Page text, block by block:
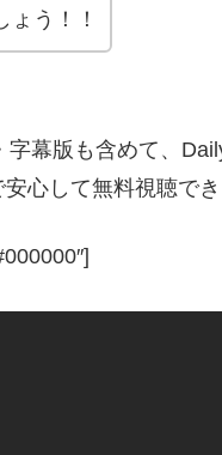
う！！
幕版も含めて、
心して無料視聴で